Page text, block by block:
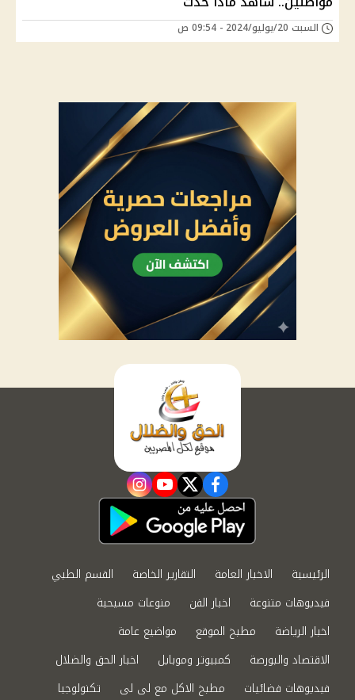
السبت 20/يوليو/2024 - 09:54 ص
facebook
twitter
youtube
instagram
الرئيسية الاخبار العامة التقارير الخاصة
القسم الطبي
فيديوهات متنوعة
اخبار الفن
منوعات مسيحية
اخبار الرياضة
مطبخ الموقع
مواضيع عامة
الاقتصاد والبورصة
كمبيوتر وموبايل
اخبار الحق والضلال
فيديوهات فضائيات
مطبخ الاكل مع لى لى تكنولوجيا